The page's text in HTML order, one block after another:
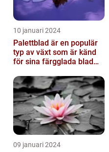
10 januari 2024
Palettblad är en populär
typ av växt som är känd
för sina färgglada blad
egenskaper...
09 januari 2024